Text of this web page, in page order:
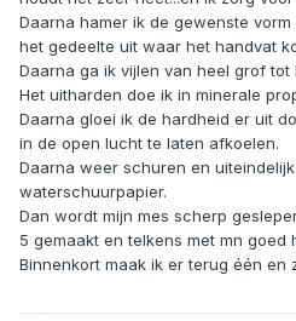
Daarna hamer ik de gewenste
het gedeelte uit waar het handvat
Daarna ga ik vijlen van heel grof
Het uitharden doe ik in minerale
Daarna gloei ik de hardheid er uit
in de open lucht te laten afkoelen.
Daarna weer schuren en
waterschuurpapier.
Dan wordt mijn mes scherp
5 gemaakt en telkens met mn goed
Binnenkort maak ik er terug één en